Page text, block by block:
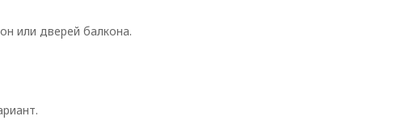
или дверей балкона.